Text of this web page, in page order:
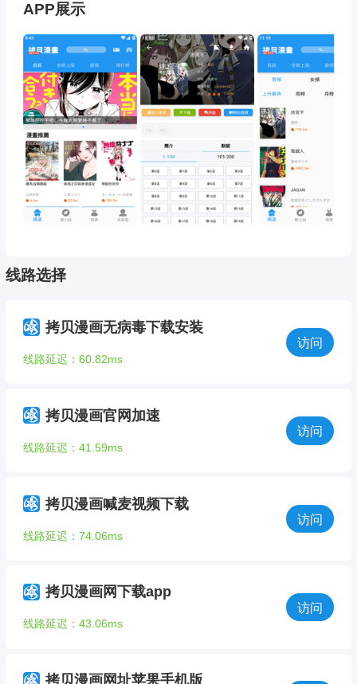
APP展示
线路选择
拷贝漫画无病毒下载安装
线路延迟：60.82ms
访问
拷贝漫画官网加速
线路延迟：41.59ms
访问
拷贝漫画喊麦视频下载
线路延迟：74.06ms
访问
拷贝漫画网下载app
线路延迟：43.06ms
访问
拷贝漫画网址苹果手机版